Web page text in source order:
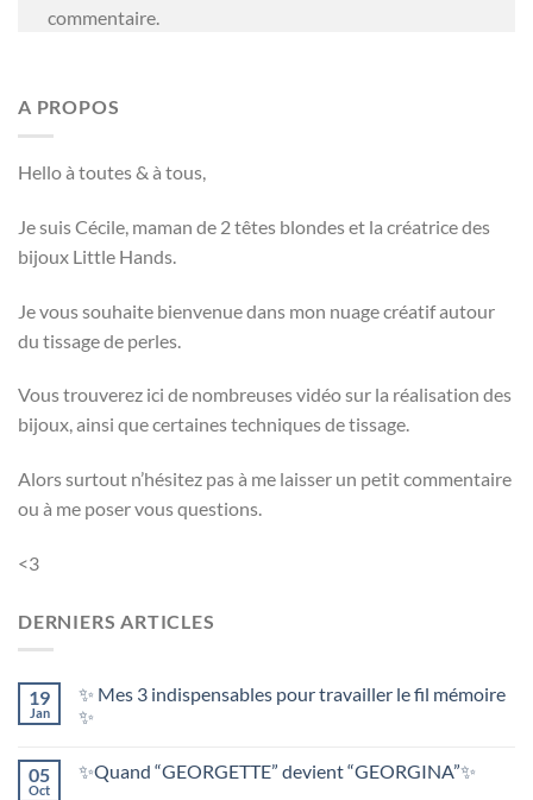
commentaire.
A PROPOS
Hello à toutes & à tous,
Je suis Cécile, maman de 2 têtes blondes et la créatrice des
bijoux Little Hands.
Je vous souhaite bienvenue dans mon nuage créatif autour
du tissage de perles.
Vous trouverez ici de nombreuses vidéo sur la réalisation des
bijoux, ainsi que certaines techniques de tissage.
Alors surtout n’hésitez pas à me laisser un petit commentaire
ou à me poser vous questions.
<3
DERNIERS ARTICLES
19
Jan
✨ Mes 3 indispensables pour travailler le fil mémoire
✨
05
Oct
✨Quand “GEORGETTE” devient “GEORGINA”✨